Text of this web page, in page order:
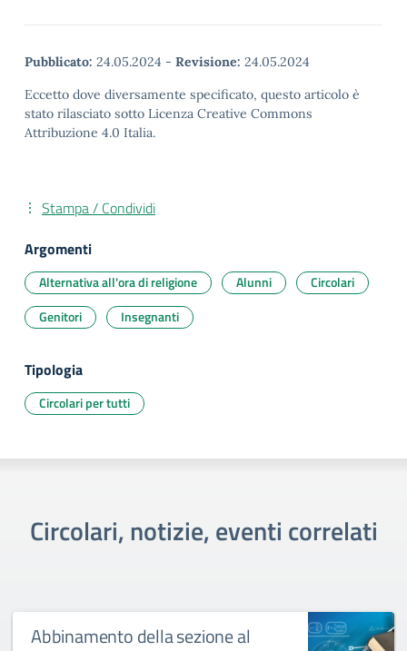
Pubblicato: 24.05.2024 - Revisione: 24.05.2024
Eccetto dove diversamente specificato, questo articolo è
stato rilasciato sotto Licenza Creative Commons
Attribuzione 4.0 Italia.
Stampa / Condividi
Argomenti
Alternativa all'ora di religione Alunni
Circolari
Genitori
Insegnanti
Tipologia
Circolari per tutti
Circolari, notizie, eventi correlati
Abbinamento della sezione al